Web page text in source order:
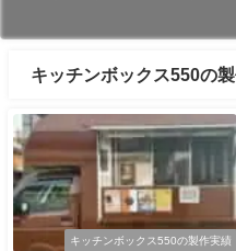
キッチンボックス550の
キッチンボックス550の製作実績